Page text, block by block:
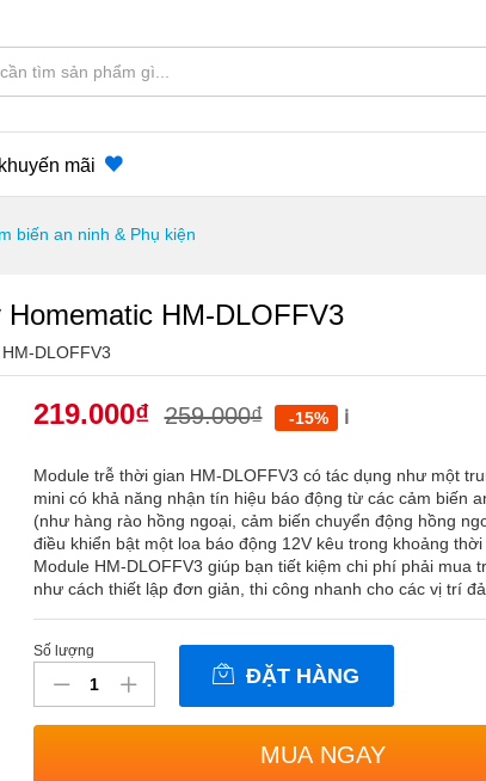
mãi
biến an ninh & Phụ kiện
HM-DLOFFV3
HM-DLOFFV3
219.000₫ 259.000₫ -15% ℹ️
Module trễ thời gian HM-DLOFFV3 có tác dụng như một
mini có khả năng nhận tín hiệu báo động từ các cảm biến
(như hàng rào hồng ngoại, cảm biến chuyển động hồng
điều khiển bật một loa báo động 12V kêu trong khoảng thời
Module HM-DLOFFV3 giúp bạn tiết kiệm chi phí phải mua
như cách thiết lập đơn giản, thi công nhanh cho các vị trí
Bộ
kiểm
soát
Số lượng
ĐẶT HÀNG
MUA NGAY